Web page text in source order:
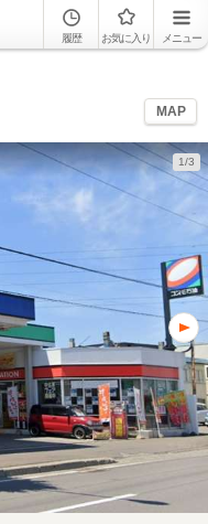
履歴 お気に入り メニュー
MAP
1/3